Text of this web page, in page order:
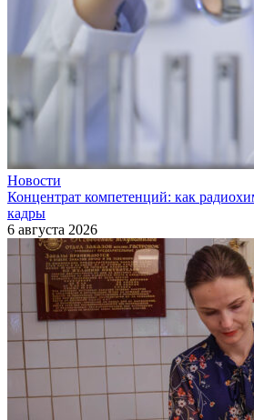
Новости
Концентрат компетенций: как
кадры
6 августа 2026